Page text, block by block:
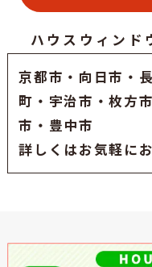
ハウスウィンド
京都市 ・ 向日市 ・
町・ 宇治市 ・枚方
市・豊中市
詳しくはお気軽に